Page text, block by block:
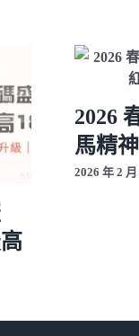
2026
馬精
2026 年 2 月